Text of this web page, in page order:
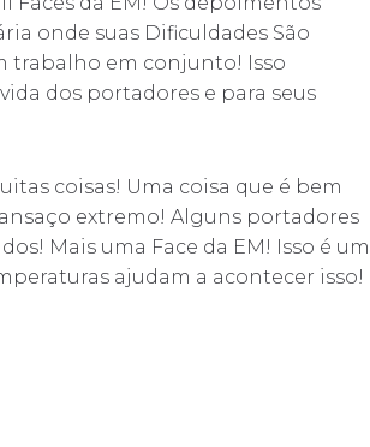
onde suas Dificuldades São
trabalho em conjunto! Isso
dos portadores e para seus
coisas! Uma coisa que é bem
extremo! Alguns portadores
Mais uma Face da EM! Isso é um
ajudam a acontecer isso!